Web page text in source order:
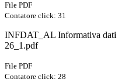
File PDF
Contatore click: 31
INFDAT_AL Informativa dati
26_1.pdf
File PDF
Contatore click: 28